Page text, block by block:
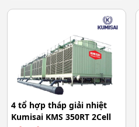
4 tổ hợp tháp giải nhiệt
Kumisai KMS 350RT 2Cell